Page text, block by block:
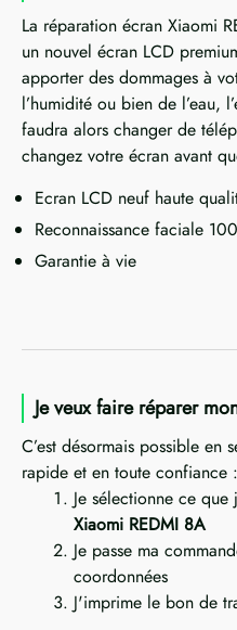
La réparation écran Xiaomi
un nouvel écran LCD
apporter des dommages à
l’humidité ou bien de l’eau,
faudra alors changer de
changez votre écran avant
Ecran LCD neuf haute
Reconnaissance faciale
Garantie à vie
Je veux faire réparer
C’est désormais possible en
rapide et en toute confiance :
Je sélectionne ce
Xiaomi REDMI 8A
Je passe ma
coordonnées
J'imprime le bon de